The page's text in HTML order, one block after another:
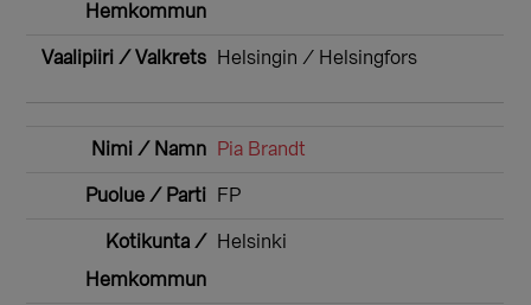
Helsingin / Helsingfors
Pia Brandt
FP
Helsinki